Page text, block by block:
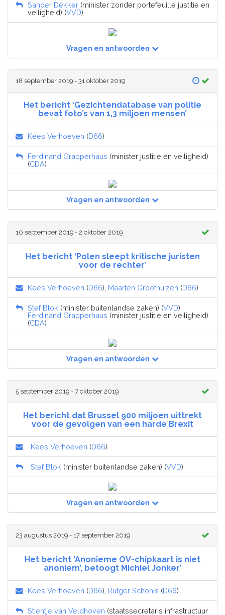
Sander Dekker (minister zonder portefeuille justitie en
veiligheid) (VVD)
Vragen en antwoorden
18 september 2019 - 31 oktober 2019
Het bericht ‘Gezichtendatabase van politie
bevat foto’s van 1,3 miljoen mensen’
Kees Verhoeven (D66)
Ferdinand Grapperhaus (minister justitie en veiligheid)
(CDA)
Vragen en antwoorden
10 september 2019 - 2 oktober 2019
Het bericht ‘Polen sleept kritische juristen
voor de rechter’
Kees Verhoeven (D66), Maarten Groothuizen (D66)
Stef Blok (minister buitenlandse zaken) (VVD),
Ferdinand Grapperhaus (minister justitie en veiligheid)
(CDA)
Vragen en antwoorden
5 september 2019 - 7 oktober 2019
Het bericht dat Brussel 900 miljoen uittrekt
voor de gevolgen van een harde Brexit
Kees Verhoeven (D66)
Stef Blok (minister buitenlandse zaken) (VVD)
Vragen en antwoorden
23 augustus 2019 - 17 september 2019
Het bericht ‘Anonieme OV-chipkaart is niet
anoniem’, betoogt Michiel Jonker’
Kees Verhoeven (D66), Rutger Schonis (D66)
Stientje van Veldhoven (staatssecretaris infrastructuur